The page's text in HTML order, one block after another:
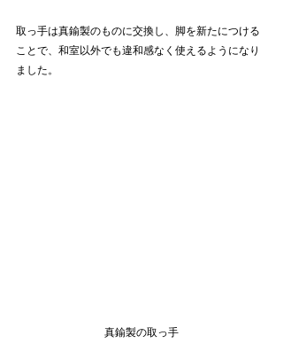
取っ手は真鍮製のものに交換し、脚を新たにつける
ことで、和室以外でも違和感なく使えるようになり
ました。
真鍮製の取っ手